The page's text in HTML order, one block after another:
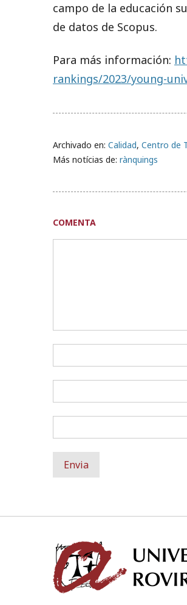
campo de la educación
de datos de Scopus.
Para más información:
rankings/2023/young-
Archivado en: Calidad, Centro de
Más notícias de: rànquings
COMENTA